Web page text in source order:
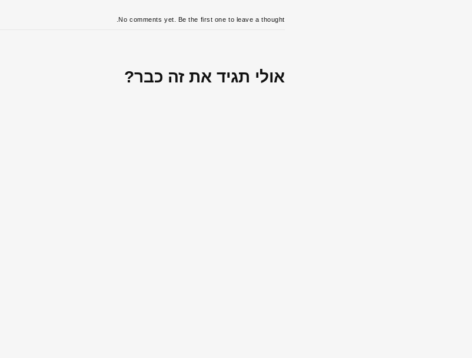
No comments yet. Be the first one to leave a thought.
אולי תגיד את זה כבר?